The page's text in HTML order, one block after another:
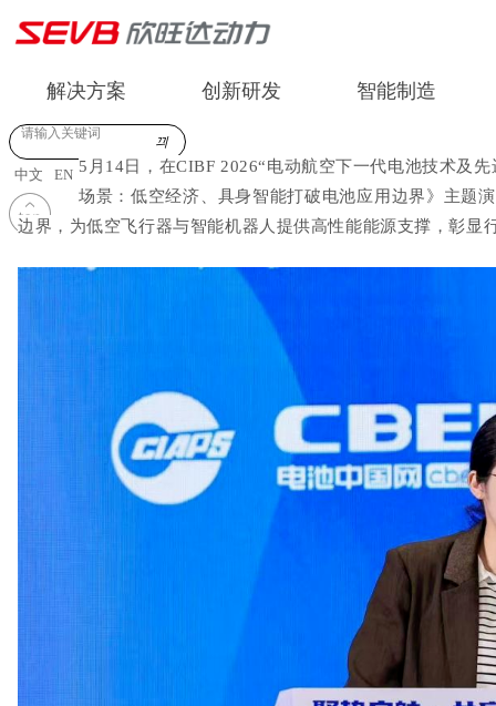
解决方案 创新研发 智能制造
끠
中文 EN 5 月 14日，在CIBF 2026“电动航空下一代电池技术及先
场景：低空经济、具身智能打破电池应用边界》主题
边界，为低空飞行器与智能机器人提供高性能能源支撑，彰显